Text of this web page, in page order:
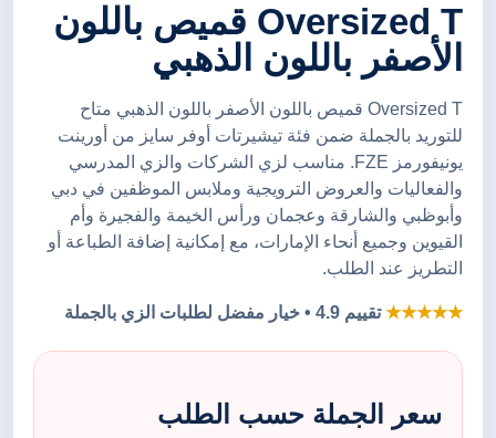
Oversized T قميص باللون
الأصفر باللون الذهبي
Oversized T قميص باللون الأصفر باللون الذهبي متاح
للتوريد بالجملة ضمن فئة تيشيرتات أوفر سايز من أورينت
يونيفورمز FZE. مناسب لزي الشركات والزي المدرسي
والفعاليات والعروض الترويجية وملابس الموظفين في دبي
وأبوظبي والشارقة وعجمان ورأس الخيمة والفجيرة وأم
القيوين وجميع أنحاء الإمارات، مع إمكانية إضافة الطباعة أو
التطريز عند الطلب.
★★★★★تقييم 4.9 • خيار مفضل لطلبات الزي بالجملة
سعر الجملة حسب الطلب